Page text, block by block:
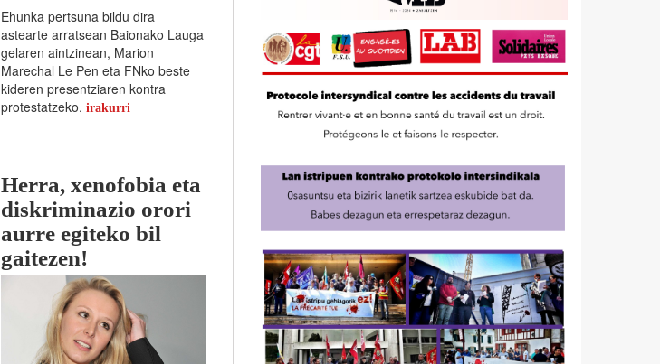
Ehunka pertsuna bildu dira
astearte arratsean Baionako Lauga
gelaren aintzinean, Marion
Marechal Le Pen eta FNko beste
kideren presentziaren kontra
protestatzeko.irakurri
Herra, xenofobia eta
diskriminazio orori
aurre egiteko bil
gaitezen!